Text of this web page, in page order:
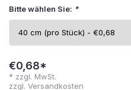
Bitte wählen Sie: *
€0,68*
* zzgl. MwSt.
zzgl. Versandkosten